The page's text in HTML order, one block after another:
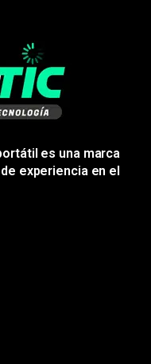
es una marca
experiencia en el